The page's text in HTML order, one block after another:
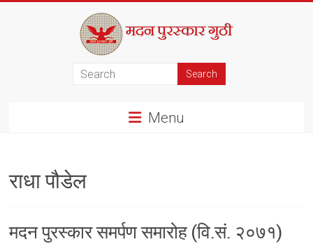
Menu
राधा पौडेल
मदन पुरस्कार समर्पण समारोह (वि.सं. २०७१)